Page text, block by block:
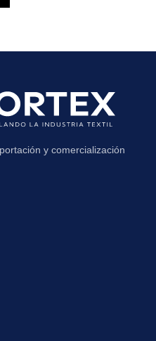
y comercialización